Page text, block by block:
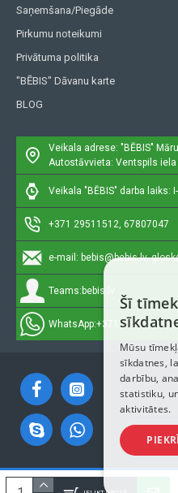
Saņemšana/Piegāde
Pirkumu noteikumi
Privātuma politika
"BĒBIS" Dāvanu karte
BLOG
Veikala adrese: "BĒBIS"
Autostāvvieta: Ventspils iela
Veikala "BĒBIS" darba laiks:
+371 29511512, 67807047
e-mail: bebis@bebis.lv,
Teams: bebis.lv
WhatsApp:+371 29511512,
Autortiesības ©
Šī
Mūsu
sīkdatnes,
darbību,
statistiku,
aktivitātes.